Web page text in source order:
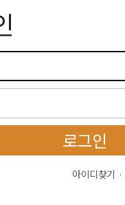
로그인
아이디찾기